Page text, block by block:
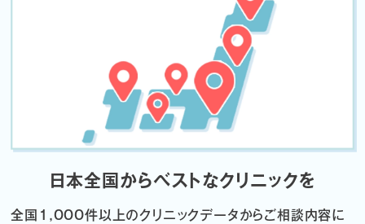
日本全国からベストなクリニックを
全国1,000件以上のクリニックデータからご相談内容に